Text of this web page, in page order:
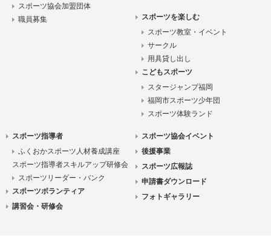
スポーツ協会加盟団体
職員募集
スポーツを楽しむ
スポーツ教室・イベント
サークル
用具貸し出し
こどもスポーツ
スタージャンプ福岡
福岡市スポーツ少年団
スポーツ体験ランド
スポーツ指導者
ふくおかスポーツ人材養成講座
スポーツ指導者スキルアップ研修会
スポーツリーダー・バンク
スポーツボランティア
講習会・研修会
スポーツ協会イベント
後援事業
スポーツ広報誌
申請書ダウンロード
フォトギャラリー